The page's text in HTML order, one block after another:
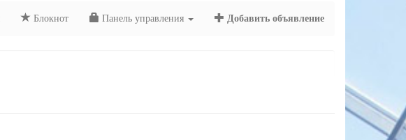
Блокнот Панель управления Добавить объявление